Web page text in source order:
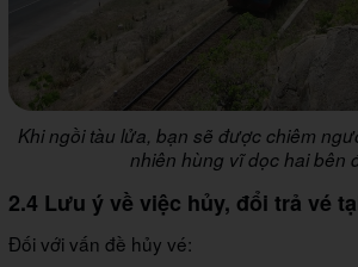
Khi ngồi tàu lửa, bạn sẽ được chiêm
nhiên hùng vĩ dọc hai bên
2.4 Lưu ý về việc hủy, đổi trả vé
Đối với vấn đề hủy vé: